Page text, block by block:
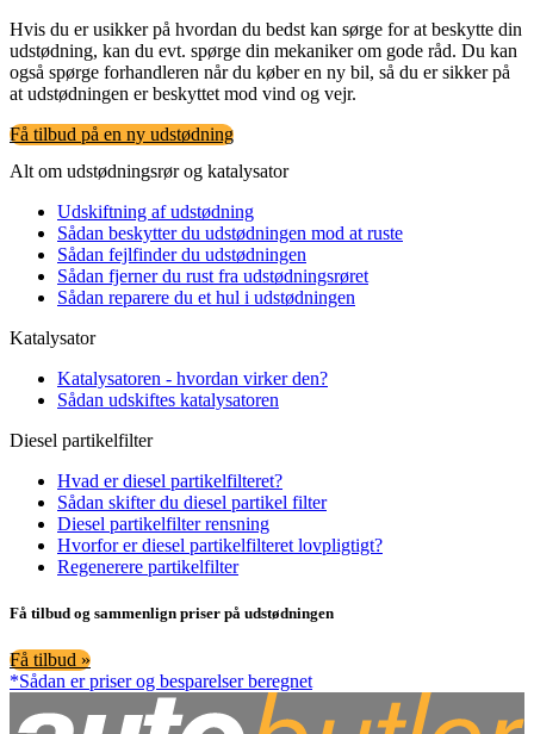
Hvis du er usikker på hvordan du bedst kan sørge for at beskytte din
udstødning, kan du evt. spørge din mekaniker om gode råd. Du kan
også spørge forhandleren når du køber en ny bil, så du er sikker på
at udstødningen er beskyttet mod vind og vejr.
Få tilbud på en ny udstødning
Alt om udstødningsrør og katalysator
Udskiftning af udstødning
Sådan beskytter du udstødningen mod at ruste
Sådan fejlfinder du udstødningen
Sådan fjerner du rust fra udstødningsrøret
Sådan reparere du et hul i udstødningen
Katalysator
Katalysatoren - hvordan virker den?
Sådan udskiftes katalysatoren
Diesel partikelfilter
Hvad er diesel partikelfilteret?
Sådan skifter du diesel partikel filter
Diesel partikelfilter rensning
Hvorfor er diesel partikelfilteret lovpligtigt?
Regenerere partikelfilter
Få tilbud og sammenlign priser på udstødningen
Få tilbud »
*Sådan er priser og besparelser beregnet